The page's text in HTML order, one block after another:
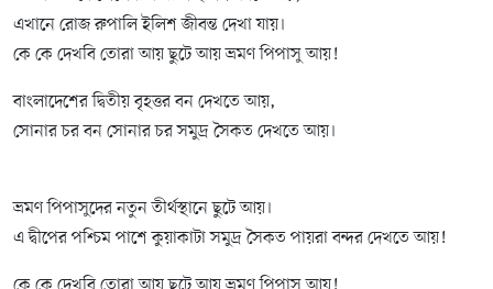
এখানে রোজ রুপালি ইলিশ জীবন্ত দেখা যায়।
কে কে দেখবি তোরা আয় ছুটে আয় ভ্রমণ পিপাসু আয়!
বাংলাদেশের দ্বিতীয় বৃহত্তর বন দেখতে আয়,
সোনার চর বন সোনার চর সমুদ্র সৈকত দেখতে আয়।
ভ্রমণ পিপাসুদের নতুন তীর্থস্থানে ছুটে আয়।
এ দ্বীপের পশ্চিম পাশে কুয়াকাটা সমুদ্র সৈকত পায়রা বন্দর দেখতে আয়!